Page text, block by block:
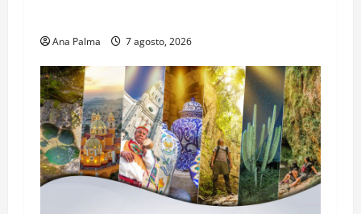
Ana Palma 7 agosto, 2026